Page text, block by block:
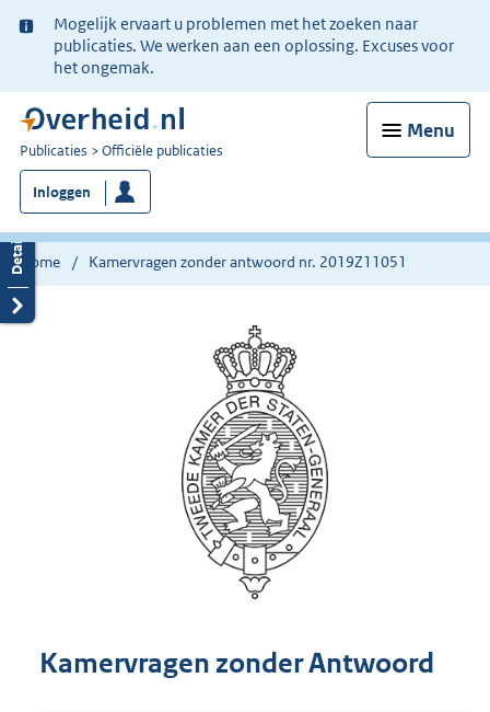
Ter
informatie:
Mogelijk ervaart u problemen met het zoeken naar
publicaties. We werken aan een oplossing. Excuses voor
het ongemak.
Menu
U
bent
nu
hier:
Publicaties Officiële publicaties
Inloggen
Home Kamervragen zonder antwoord nr. 2019Z11051
Kamervragen zonder Antwoord